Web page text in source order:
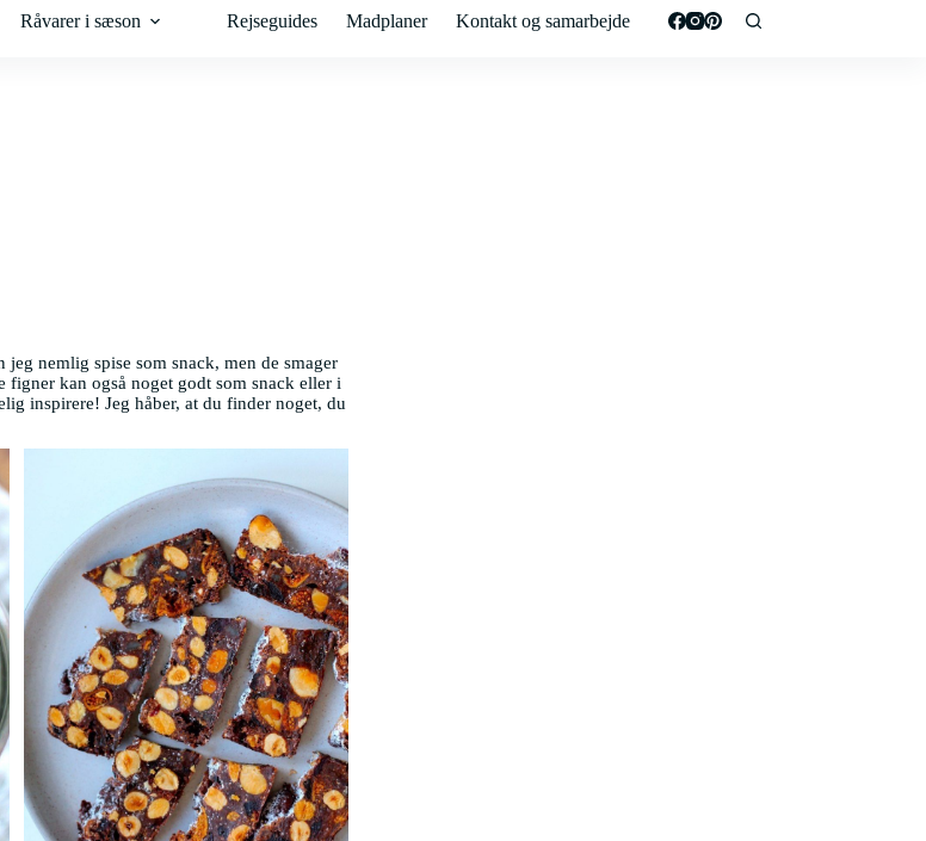
Råvarer i sæson Rejseguides Madplaner Kontakt og samarbejde
nemlig spise som snack, men de smager
kan også noget godt som snack eller i
inspirere! Jeg håber, at du finder noget, du